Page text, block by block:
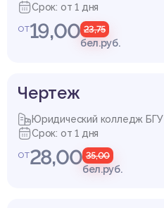
Срок: от 1 дня
от19,00 23,75
бел.руб.
Чертеж
Юридический колледж БГУ
Срок: от 1 дня
от28,00 35,00
бел.руб.